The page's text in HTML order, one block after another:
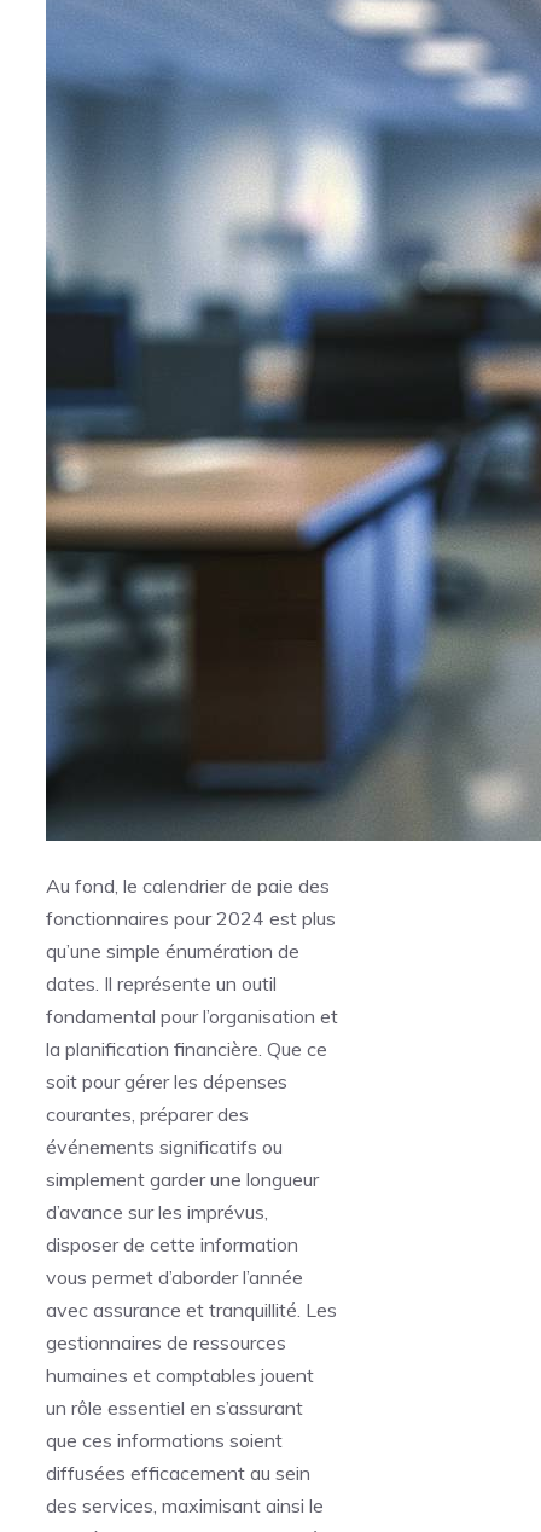
Au fond, le calendrier de paie des
fonctionnaires pour 2024 est plus
qu’une simple énumération de
dates. Il représente un outil
fondamental pour l’organisation et
la planification financière. Que ce
soit pour gérer les dépenses
courantes, préparer des
événements significatifs ou
simplement garder une longueur
d’avance sur les imprévus,
disposer de cette information
vous permet d’aborder l’année
avec assurance et tranquillité. Les
gestionnaires de ressources
humaines et comptables jouent
un rôle essentiel en s’assurant
que ces informations soient
diffusées efficacement au sein
des services, maximisant ainsi le